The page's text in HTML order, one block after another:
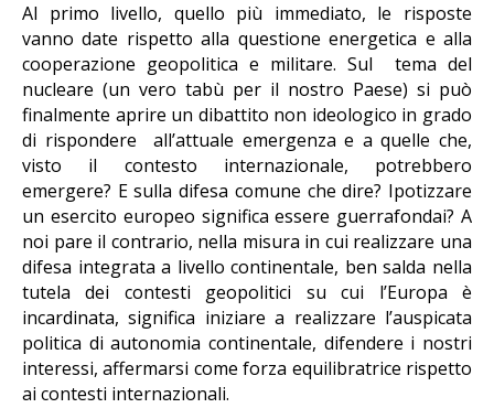
Al primo livello, quello più immediato, le risposte
vanno date rispetto alla questione energetica e alla
cooperazione geopolitica e militare. Sul tema del
nucleare (un vero tabù per il nostro Paese) si può
finalmente aprire un dibattito non ideologico in grado
di rispondere all’attuale emergenza e a quelle che,
visto il contesto internazionale, potrebbero
emergere? E sulla difesa comune che dire? Ipotizzare
un esercito europeo significa essere guerrafondai? A
noi pare il contrario, nella misura in cui realizzare una
difesa integrata a livello continentale, ben salda nella
tutela dei contesti geopolitici su cui l’Europa è
incardinata, significa iniziare a realizzare l’auspicata
politica di autonomia continentale, difendere i nostri
interessi, affermarsi come forza equilibratrice rispetto
ai contesti internazionali.